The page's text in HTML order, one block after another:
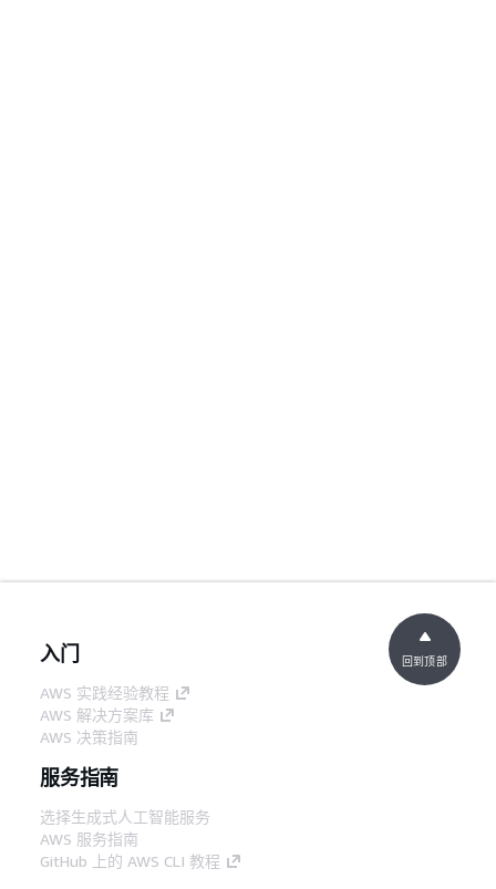
入门
AWS 实践经验教程
AWS 解决方案库
AWS 决策指南
服务指南
选择生成式人工智能服务
AWS 服务指南
GitHub 上的 AWS CLI 教程
回到顶部